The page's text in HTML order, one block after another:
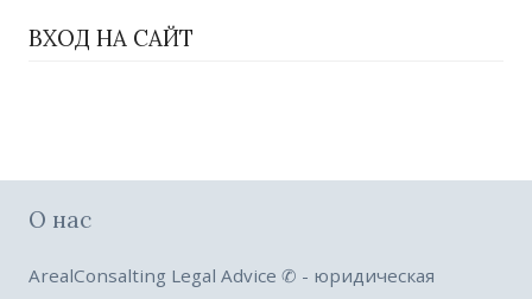
ВХОД НА САЙТ
О нас
ArealConsalting Legal Advice ✆ - юридическая